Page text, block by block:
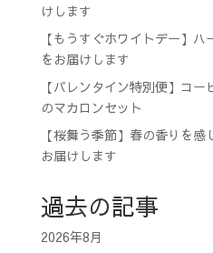
けします
【もうすぐホワイトデー】
をお届けします
【バレンタイン特別便】コ
のマカロンセット
【桜舞う季節】春の香りを
お届けします
過去の記事
2026年8月